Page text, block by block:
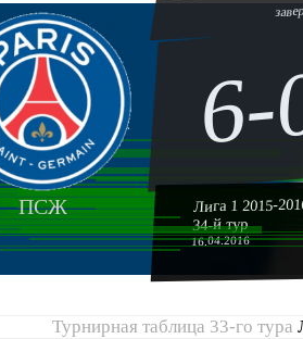
ПСЖ
6-
Лига 1 2015-
34-й тур
16.04.2016
Турнирная таблица 33-го тура